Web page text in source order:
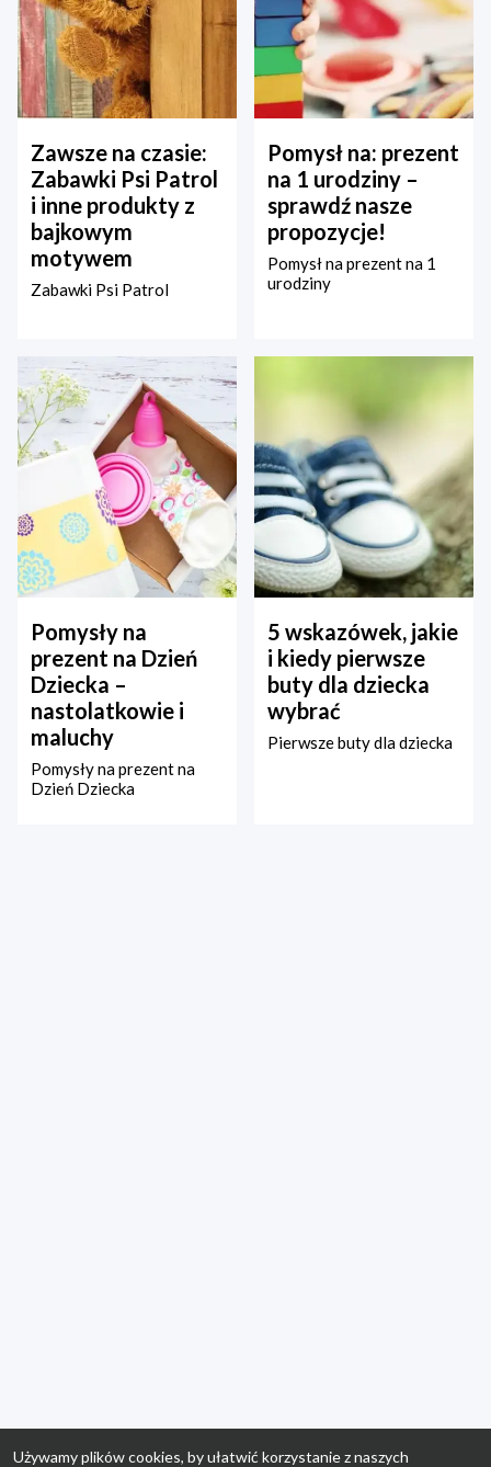
Zawsze na czasie:
Zabawki Psi Patrol
i inne produkty z
bajkowym
motywem
Zabawki Psi Patrol
Pomysł na: prezent
na 1 urodziny –
sprawdź nasze
propozycje!
Pomysł na prezent na 1
urodziny
Pomysły na
prezent na Dzień
Dziecka –
nastolatkowie i
maluchy
Pomysły na prezent na
Dzień Dziecka
5 wskazówek, jakie
i kiedy pierwsze
buty dla dziecka
wybrać
Pierwsze buty dla dziecka
Używamy plików cookies, by ułatwić korzystanie z naszych